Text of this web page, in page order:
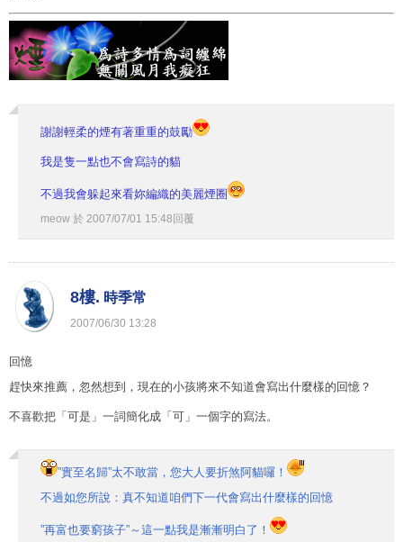
謝謝輕柔的煙有著重重的鼓勵
我是隻一點也不會寫詩的貓
不過我會躲起來看妳編織的美麗煙圈
meow 於 2007/07/01 15:48回覆
8樓. 時季常
2007/06/30 13:28
回憶
趕快來推薦，忽然想到，現在的小孩將來不知道會寫出什麼樣的回憶？
不喜歡把「可是」一詞簡化成「可」一個字的寫法。
”實至名歸”太不敢當，您大人要折煞阿貓囉！
不過如您所說：真不知道咱們下一代會寫出什麼樣的回憶
”再富也要窮孩子”～這一點我是漸漸明白了！